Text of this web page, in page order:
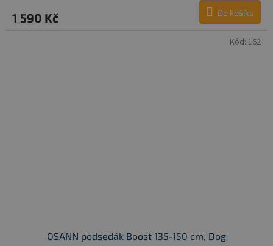
1 590 Kč Do košíku
OSANN podsedák Boost 135-150 cm, Dog
Kód: 162